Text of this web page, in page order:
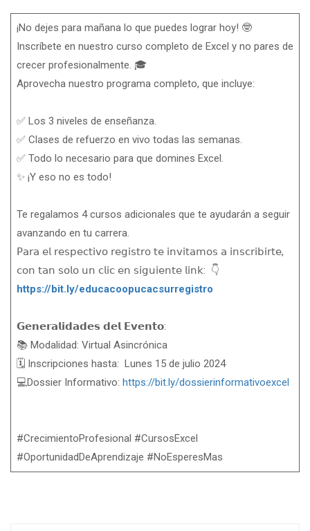
¡No dejes para mañana lo que puedes lograr hoy! 🤓
Inscríbete en nuestro curso completo de Excel y no pares de
crecer profesionalmente. 🎓
Aprovecha nuestro programa completo, que incluye:
✅ Los 3 niveles de enseñanza.
✅ Clases de refuerzo en vivo todas las semanas.
✅ Todo lo necesario para que domines Excel.
✨ ¡Y eso no es todo!
Te regalamos 4 cursos adicionales que te ayudarán a seguir
avanzando en tu carrera.
𝖯𝖺𝗋𝖺 𝖾𝗅 𝗋𝖾𝗌𝗉𝖾𝖼𝗍𝗂𝗏𝗈 𝗋𝖾𝗀𝗂𝗌𝗍𝗋𝗈 𝗍𝖾 𝗂𝗇𝗏𝗂𝗍𝖺𝗆𝗈𝗌 𝖺 𝗂𝗇𝗌𝖼𝗋𝗂𝖻𝗂𝗋𝗍𝖾,
𝖼𝗈𝗇 𝗍𝖺𝗇 𝗌𝗈𝗅𝗈 𝗎𝗇 𝖼𝗅𝗂𝖼 𝖾𝗇 𝗌𝗂𝗀𝗎𝗂𝖾𝗇𝗍𝖾 𝗅𝗂𝗇𝗄: 👇
https://bit.ly/educacoopucacsurregistro
𝗚𝗲𝗻𝗲𝗿𝗮𝗹𝗶𝗱𝗮𝗱𝗲𝘀 𝗱𝗲𝗹 𝗘𝘃𝗲𝗻𝘁𝗼:
📚 Modalidad: Virtual Asincrónica
🗓️ Inscripciones hasta: Lunes 15 de julio 2024
💻Dossier Informativo: https://bit.ly/dossierinformativoexcel
#CrecimientoProfesional #CursosExcel
#OportunidadDeAprendizaje #NoEsperesMas